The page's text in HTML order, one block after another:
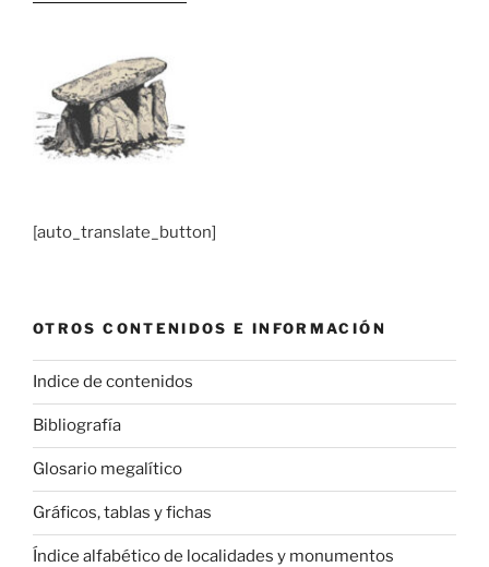
[auto_translate_button]
OTROS CONTENIDOS E INFORMACIÓN
Indice de contenidos
Bibliografía
Glosario megalítico
Gráficos, tablas y fichas
Índice alfabético de localidades y monumentos